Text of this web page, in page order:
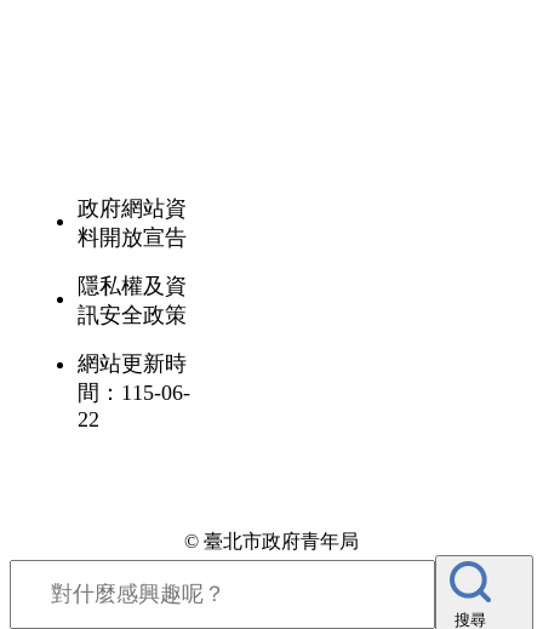
政府網站資
料開放宣告
隱私權及資
訊安全政策
網站更新時
間：115-06-
22
© 臺北市政府青年局
搜尋